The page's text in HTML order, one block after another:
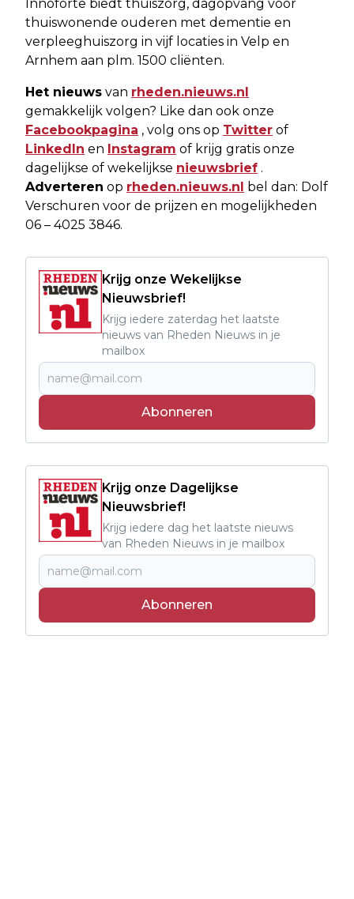
Innoforte biedt thuiszorg, dagopvang voor
thuiswonende ouderen met dementie en
verpleeghuiszorg in vijf locaties in Velp en
Arnhem aan plm. 1500 cliënten.
Het nieuws van rheden.nieuws.nl
gemakkelijk volgen? Like dan ook onze
Facebookpagina , volg ons op Twitter of
LinkedIn en Instagram of krijg gratis onze
dagelijkse of wekelijkse nieuwsbrief .
Adverteren op rheden.nieuws.nl bel dan: Dolf
Verschuren voor de prijzen en mogelijkheden
06 – 4025 3846.
Krijg onze Wekelijkse
Nieuwsbrief!
Krijg iedere zaterdag het laatste
nieuws van Rheden Nieuws in je
mailbox
Abonneren
Krijg onze Dagelijkse
Nieuwsbrief!
Krijg iedere dag het laatste nieuws
van Rheden Nieuws in je mailbox
Abonneren